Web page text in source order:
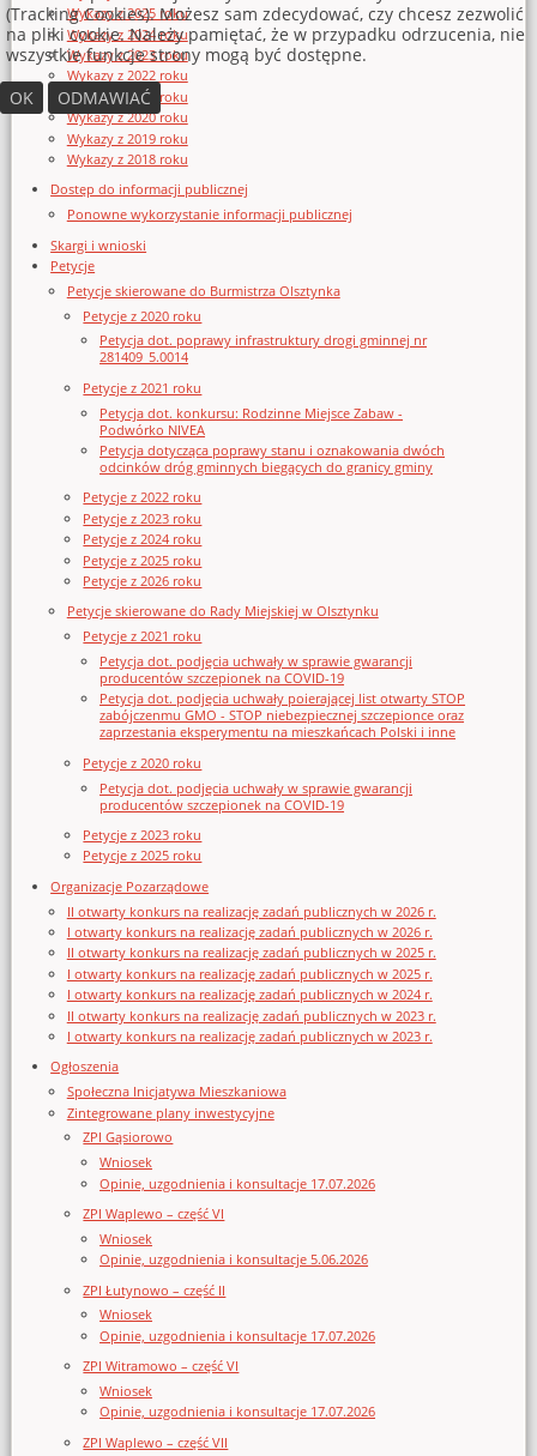
Wykazy z 2025 roku
Wykazy z 2024 roku
Wykazy z 2023 roku
Wykazy z 2022 roku
Wykazy z 2021 roku
Wykazy z 2020 roku
Wykazy z 2019 roku
Wykazy z 2018 roku
Dostęp do informacji publicznej
Ponowne wykorzystanie informacji publicznej
Skargi i wnioski
Petycje
Petycje skierowane do Burmistrza Olsztynka
Petycje z 2020 roku
Petycja dot. poprawy infrastruktury drogi gminnej nr
281409_5.0014
Petycje z 2021 roku
Petycja dot. konkursu: Rodzinne Miejsce Zabaw -
Podwórko NIVEA
Petycja dotycząca poprawy stanu i oznakowania dwóch
odcinków dróg gminnych biegących do granicy gminy
Petycje z 2022 roku
Petycje z 2023 roku
Petycje z 2024 roku
Petycje z 2025 roku
Petycje z 2026 roku
Petycje skierowane do Rady Miejskiej w Olsztynku
Petycje z 2021 roku
Petycja dot. podjęcia uchwały w sprawie gwarancji
producentów szczepionek na COVID-19
Petycja dot. podjęcia uchwały poierającej list otwarty STOP
zabójczenmu GMO - STOP niebezpiecznej szczepionce oraz
zaprzestania eksperymentu na mieszkańcach Polski i inne
Petycje z 2020 roku
Petycja dot. podjęcia uchwały w sprawie gwarancji
producentów szczepionek na COVID-19
Petycje z 2023 roku
Petycje z 2025 roku
Organizacje Pozarządowe
II otwarty konkurs na realizację zadań publicznych w 2026 r.
I otwarty konkurs na realizację zadań publicznych w 2026 r.
II otwarty konkurs na realizację zadań publicznych w 2025 r.
I otwarty konkurs na realizację zadań publicznych w 2025 r.
I otwarty konkurs na realizację zadań publicznych w 2024 r.
II otwarty konkurs na realizację zadań publicznych w 2023 r.
I otwarty konkurs na realizację zadań publicznych w 2023 r.
Ogłoszenia
Społeczna Inicjatywa Mieszkaniowa
Zintegrowane plany inwestycyjne
ZPI Gąsiorowo
Wniosek
Opinie, uzgodnienia i konsultacje 17.07.2026
ZPI Waplewo – część VI
Wniosek
Opinie, uzgodnienia i konsultacje 5.06.2026
ZPI Łutynowo – część II
Wniosek
Opinie, uzgodnienia i konsultacje 17.07.2026
ZPI Witramowo – część VI
Wniosek
Opinie, uzgodnienia i konsultacje 17.07.2026
ZPI Waplewo – część VII
(Tracking Cookies). Możesz sam zdecydować, czy chcesz zezwolić
na pliki cookie. Należy pamiętać, że w przypadku odrzucenia, nie
wszystkie funkcje strony mogą być dostępne.
OK
ODMAWIAĆ